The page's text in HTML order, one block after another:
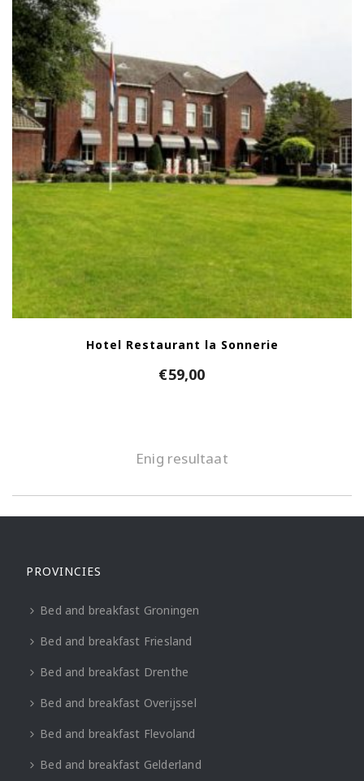
Hotel Restaurant la Sonnerie
€59,00
Enig resultaat
PROVINCIES
Bed and breakfast Groningen
Bed and breakfast Friesland
Bed and breakfast Drenthe
Bed and breakfast Overijssel
Bed and breakfast Flevoland
Bed and breakfast Gelderland